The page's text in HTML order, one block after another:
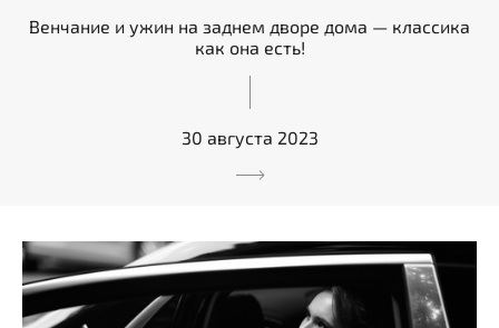
Венчание и ужин на заднем дворе дома — классика
как она есть!
30 августа 2023